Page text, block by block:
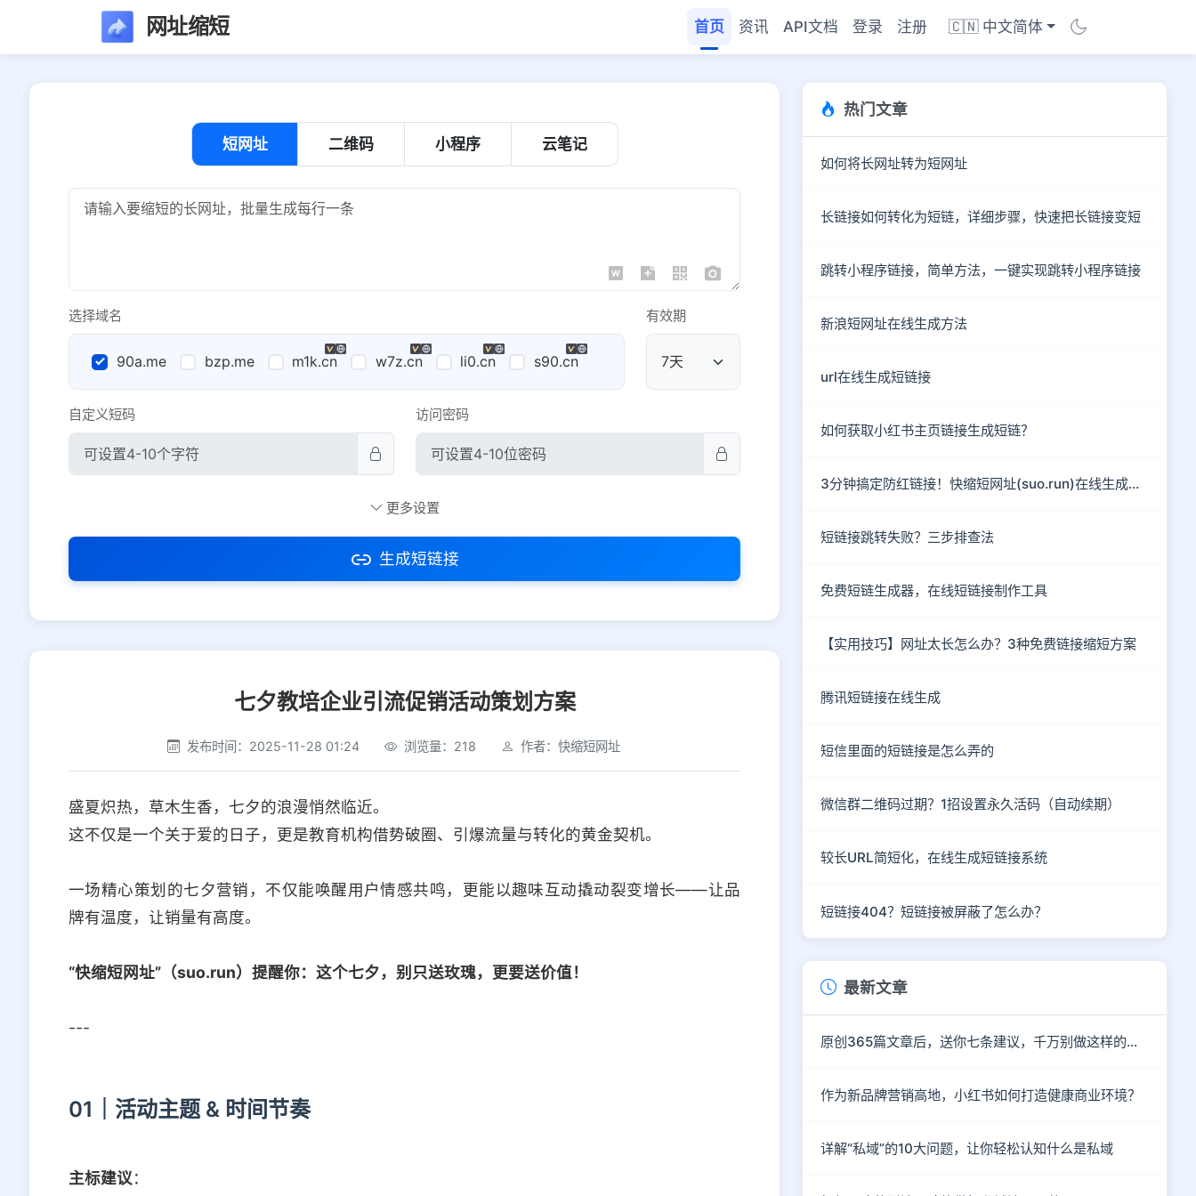
网址缩短 首页 资讯 API文档 登录 注册 🇨🇳 中文简体
短网址 二维码 小程序 云笔记
选择域名
90a.me bzp.me m1k.cn w7z.cn li0.cn s90.cn 公共域名
有效期
自定义短码 访问密码
社交平台 电商平台
选择防红平台类型，避免链接被拦截
平台设置
iOS Android PC 其他
更多设置
生成短链接
七夕教培企业引流促销活动策划方案
发布时间：2025-11-28 01:24 浏览量：218 作者：快缩短网址
盛夏炽热，草木生香，七夕的浪漫悄然临近。
这不仅是一个关于爱的日子，更是教育机构借势破圈、引爆流量与转化的黄金契机。
一场精心策划的七夕营销，不仅能唤醒用户情感共鸣，更能以趣味互动撬动裂变增长——让品
牌有温度，让销量有高度。
“快缩短网址”（suo.run）提醒你：这个七夕，别只送玫瑰，更要送价值！
---
01｜活动主题 & 时间节奏
主标建议：
热门文章
如何将长网址转为短网址
长链接如何转化为短链，详细步骤，快速把长链接变短
跳转小程序链接，简单方法，一键实现跳转小程序链接
新浪短网址在线生成方法
url在线生成短链接
如何获取小红书主页链接生成短链？
3分钟搞定防红链接！快缩短网址(suo.run)在线生成指南
短链接跳转失败？三步排查法
免费短链生成器，在线短链接制作工具
【实用技巧】网址太长怎么办？3种免费链接缩短方案
腾讯短链接在线生成
短信里面的短链接是怎么弄的
微信群二维码过期？1招设置永久活码（自动续期）
较长URL简短化，在线生成短链接系统
短链接404？短链接被屏蔽了怎么办？
最新文章
原创365篇文章后，送你七条建议，千万别做这样的自媒体！
作为新品牌营销高地，小红书如何打造健康商业环境？
详解“私域”的10大问题，让你轻松认知什么是私域